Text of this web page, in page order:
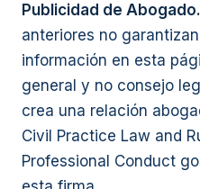
Publicidad de Abogado.
anteriores no
información en esta
general y no consejo
crea una relación
Civil Practice Law and
Professional Conduct